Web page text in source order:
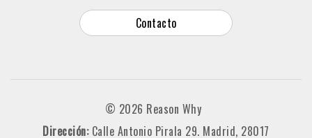
Contacto
© 2026 Reason Why
Dirección: Calle Antonio Pirala 29. Madrid, 28017